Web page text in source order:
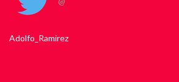
Adolfo_Ramirez